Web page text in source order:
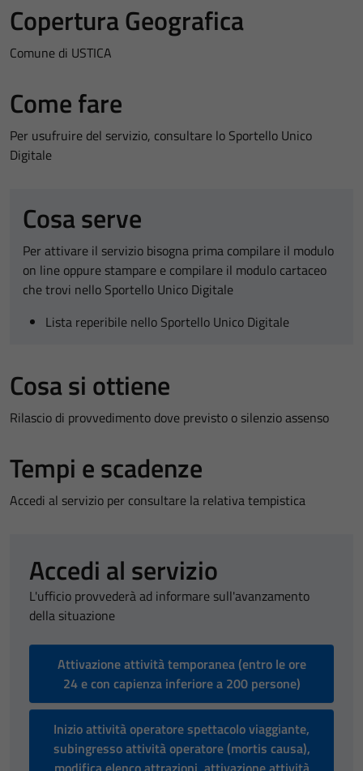
Copertura Geografica
Comune di USTICA
Come fare
Per usufruire del servizio, consultare lo Sportello Unico
Digitale
Cosa serve
Per attivare il servizio bisogna prima compilare il modulo
on line oppure stampare e compilare il modulo cartaceo
che trovi nello Sportello Unico Digitale
Lista reperibile nello Sportello Unico Digitale
Cosa si ottiene
Rilascio di provvedimento dove previsto o silenzio assenso
Tempi e scadenze
Accedi al servizio per consultare la relativa tempistica
Accedi al servizio
L'ufficio provvederà ad informare sull'avanzamento
della situazione
Attivazione attività temporanea (entro le ore
24 e con capienza inferiore a 200 persone)
Inizio attività operatore spettacolo viaggiante,
subingresso attività operatore (mortis causa),